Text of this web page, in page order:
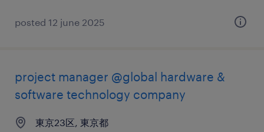
posted 12 june 2025
project manager @global hardware &
software technology company
東京23区, 東京都